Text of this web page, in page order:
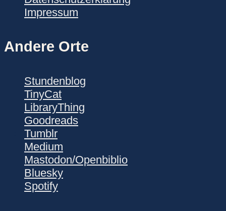
Impressum
Andere Orte
Stundenblog
TinyCat
LibraryThing
Goodreads
Tumblr
Medium
Mastodon/Openbiblio
Bluesky
Spotify